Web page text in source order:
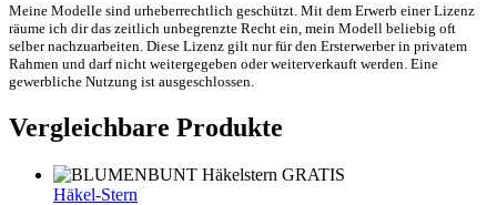
Meine Modelle sind urheberrechtlich geschützt. Mit dem Erwerb einer Lizenz
räume ich dir das zeitlich unbegrenzte Recht ein, mein Modell beliebig oft
selber nachzuarbeiten. Diese Lizenz gilt nur für den Ersterwerber in privatem
Rahmen und darf nicht weitergegeben oder weiterverkauft werden. Eine
gewerbliche Nutzung ist ausgeschlossen.
Vergleichbare Produkte
Häkel-Stern